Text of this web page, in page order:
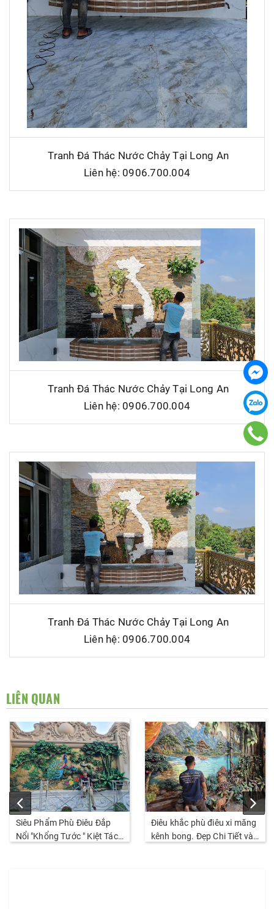
Tranh Đá Thác Nước Chảy Tại Long An
Liên hệ: 0906.700.004
Tranh Đá Thác Nước Chảy Tại Long An
Liên hệ: 0906.700.004
Tranh Đá Thác Nước Chảy Tại Long An
Liên hệ: 0906.700.004
LIÊN QUAN
Siêu Phẩm Phù Điêu Đắp
Nổi "Khổng Tước " Kiệt Tác
Điêu khắc phù điêu xi măng
kênh bong. Đẹp Chi Tiết và